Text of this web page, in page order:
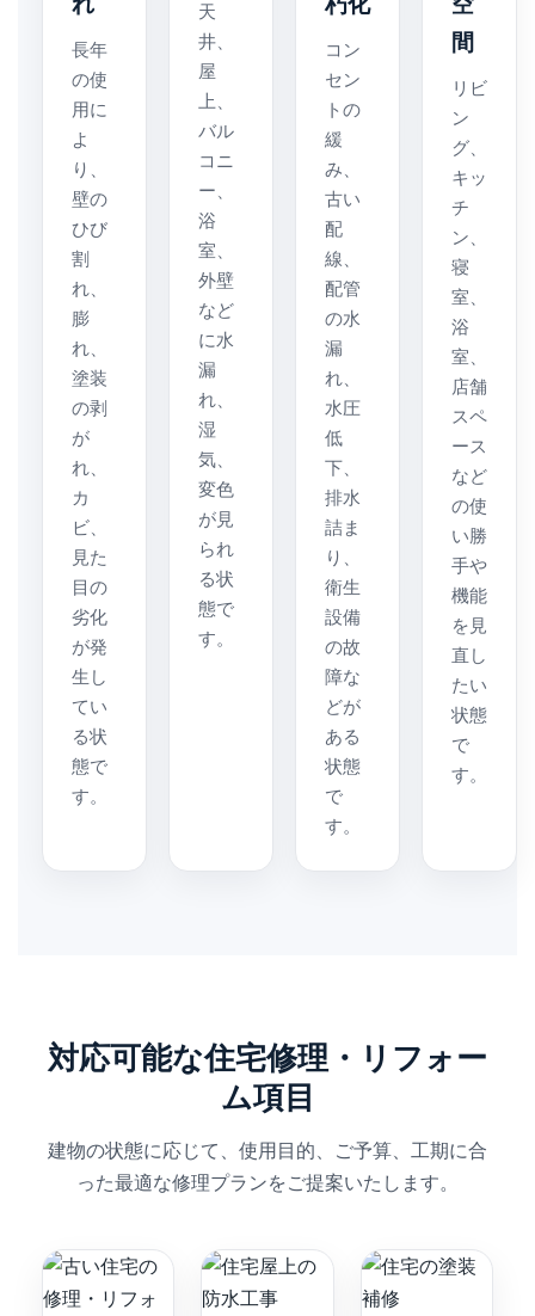
長年
の使
用に
よ
り、
壁の
ひび
割
れ、
膨
れ、
塗装
の剥
が
れ、
カ
ビ、
見た
目の
劣化
が発
生し
てい
る状
態で
す。
天
井、
屋
上、
バル
コニ
ー、
浴
室、
外壁
など
に水
漏
れ、
湿
気、
変色
が見
られ
る状
態で
す。
コン
セン
トの
緩
み、
古い
配
線、
配管
の水
漏
れ、
水圧
低
下、
排水
詰ま
り、
衛生
設備
の故
障な
どが
ある
状態
で
す。
間
リビ
ン
グ、
キッ
チ
ン、
寝
室、
浴
室、
店舗
スペ
ース
など
の使
い勝
手や
機能
を見
直し
たい
状態
で
す。
対応可能な住宅修理・リフォー
ム項目
建物の状態に応じて、使用目的、ご予算、工期に合
った最適な修理プランをご提案いたします。